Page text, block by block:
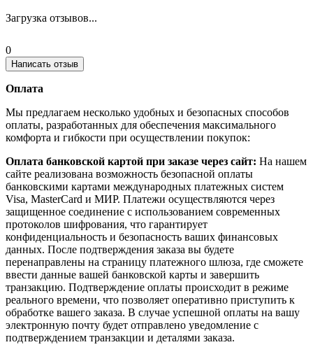
Загрузка отзывов...
0
Написать отзыв
Оплата
Мы предлагаем несколько удобных и безопасных способов
оплаты, разработанных для обеспечения максимального
комфорта и гибкости при осуществлении покупок:
Оплата банковской картой при заказе через сайт: На нашем
сайте реализована возможность безопасной оплаты
банковскими картами международных платежных систем
Visa, MasterCard и МИР. Платежи осуществляются через
защищенное соединение с использованием современных
протоколов шифрования, что гарантирует
конфиденциальность и безопасность ваших финансовых
данных. После подтверждения заказа вы будете
перенаправлены на страницу платежного шлюза, где сможете
ввести данные вашей банковской карты и завершить
транзакцию. Подтверждение оплаты происходит в режиме
реального времени, что позволяет оперативно приступить к
обработке вашего заказа. В случае успешной оплаты на вашу
электронную почту будет отправлено уведомление с
подтверждением транзакции и деталями заказа.